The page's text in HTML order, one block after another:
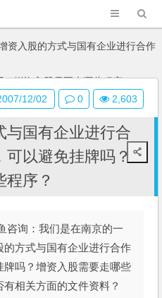
资入股的方式与国有企业进行合作
增资入股需要走哪些程序？
与国有企业进行合
以避免挂牌吗？
程序？
咨询：我们是在南京的一
方式与国有企业进行合作
吗？增资入股需要走哪些
相关方面的文件资料？
12/02 0 2,603